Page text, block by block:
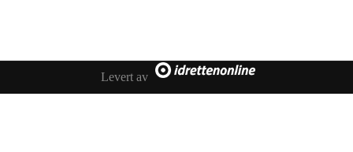
Postadresse: Melhus Fotball, Postboks 169, 7221 Melhus
E-post: styret@fotball.melhusil.no
Levert av